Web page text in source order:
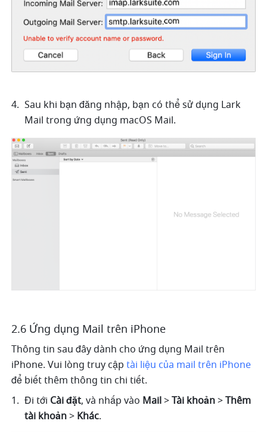
Sau khi bạn đăng nhập, bạn có thể sử dụng Lark
Mail trong ứng dụng macOS Mail.
2.6 Ứng dụng Mail trên iPhone
Thông tin sau đây dành cho ứng dụng Mail trên
iPhone. Vui lòng truy cập tài liệu của mail trên iPhone
để biết thêm thông tin chi tiết.
Đi tới Cài đặt, và nhấp vào Mail > Tài khoản > Thêm
tài khoản > Khác.